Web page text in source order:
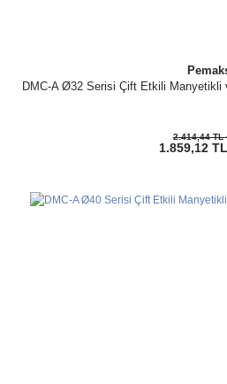
DMC-A Ø32 Serisi Çift Etkili Manyetikli
2.414,44 TL
1.859,12